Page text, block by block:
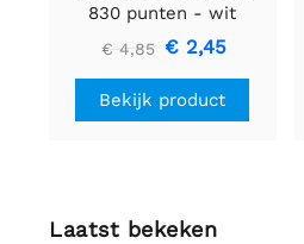
830 punten - wit
€ 4,85 € 2,45
Bekijk product
Laatst bekeken